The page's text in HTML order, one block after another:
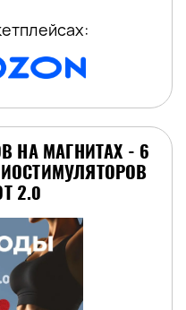
НА МАГНИТАХ - 6
2.0